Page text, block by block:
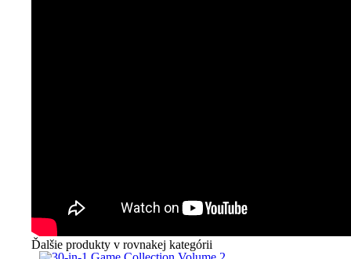
Ďalšie produkty v rovnakej kategórii